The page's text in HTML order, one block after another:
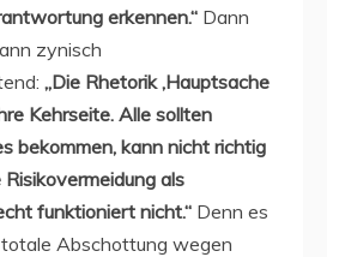
erkennen.“ Dann
zynisch
„Die Rhetorik ‚Hauptsache
Kehrseite. Alle sollten
bekommen, kann nicht richtig
als
funktioniert nicht.“ Denn es
Abschottung wegen